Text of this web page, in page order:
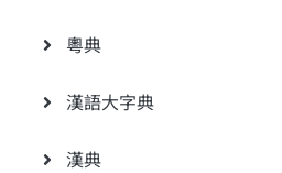
粵典
漢語大字典
漢典